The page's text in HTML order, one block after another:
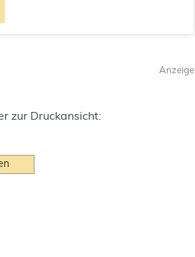
Anzeige
zur Druckansicht: